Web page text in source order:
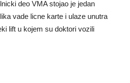
deo VMA stojao je jedan
vade licne karte i ulaze unutra
lift u kojem su doktori vozili